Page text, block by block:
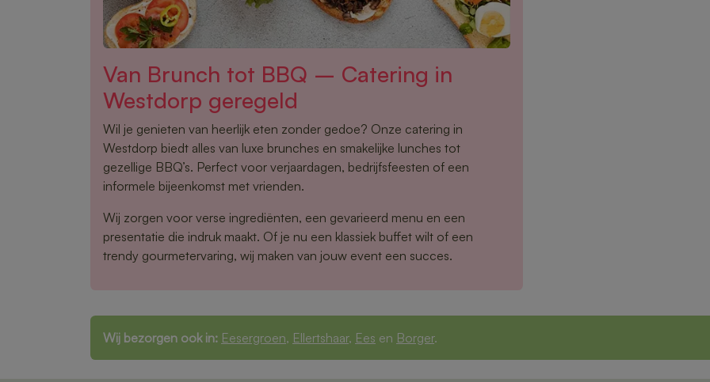
Van Brunch tot BBQ – Catering in
Westdorp geregeld
Wil je genieten van heerlijk eten zonder gedoe? Onze catering in
Westdorp biedt alles van luxe brunches en smakelijke lunches tot
gezellige BBQ’s. Perfect voor verjaardagen, bedrijfsfeesten of een
informele bijeenkomst met vrienden.
Wij zorgen voor verse ingrediënten, een gevarieerd menu en een
presentatie die indruk maakt. Of je nu een klassiek buffet wilt of een
trendy gourmetervaring, wij maken van jouw event een succes.
Wij bezorgen ook in: Eesergroen, Ellertshaar, Ees en Borger.